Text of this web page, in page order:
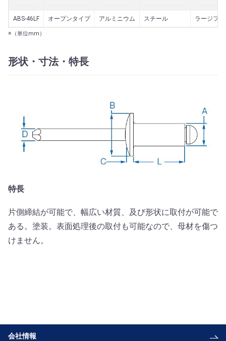
ABS-46LF オープンタイプ アルミニウム スチール ラージフ
※（単位mm）
形状・寸法・特長
特長
片側締結が可能で、幅広い材質、及び形状に取付が可能で
ある。塗装。表面処理後の取付も可能なので、母材を傷つ
けません。
会社情報